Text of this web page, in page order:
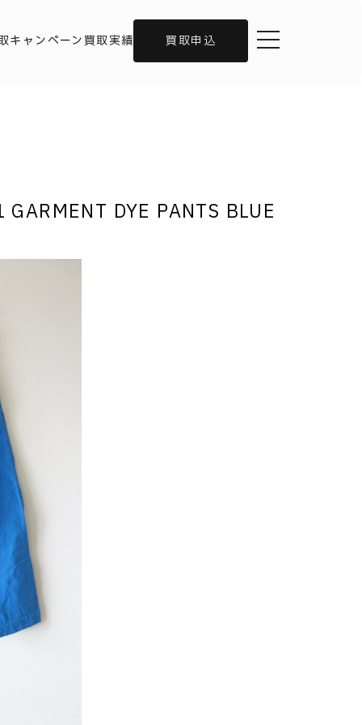
キャンペーン買取実績 買取申込 toggle navigation
DYE PANTS BLUE